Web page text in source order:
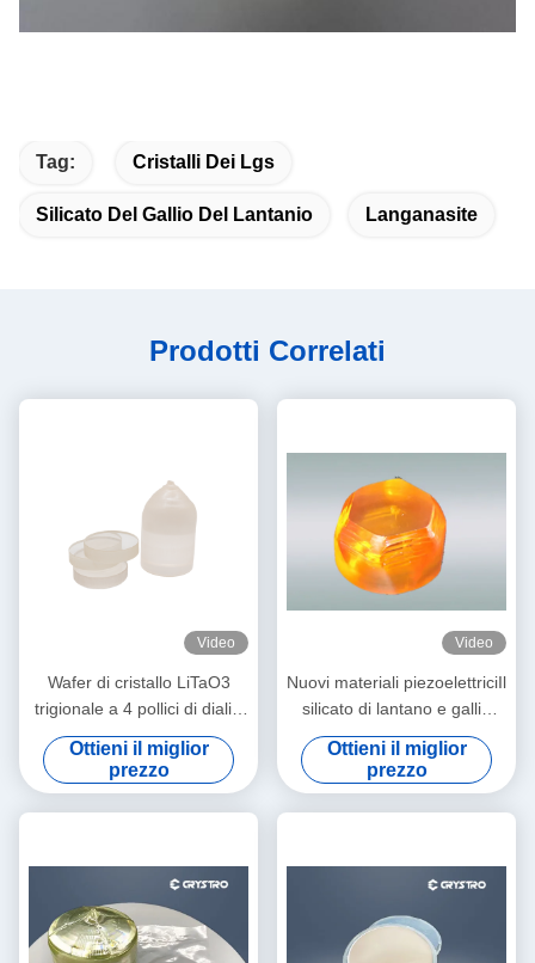
Tag: Cristalli Dei Lgs
Silicato Del Gallio Del Lantanio Langanasite
Prodotti Correlati
Video
Wafer di cristallo LiTaO3
trigionale a 4 pollici di dialisi
di litio tantlato per dispositivi
E-O
Ottieni il miglior
prezzo
Video
Nuovi materiali piezoelettriciIl
silicato di lantano e gallio
conosciuto come cristallo di
langasite
Ottieni il miglior
prezzo